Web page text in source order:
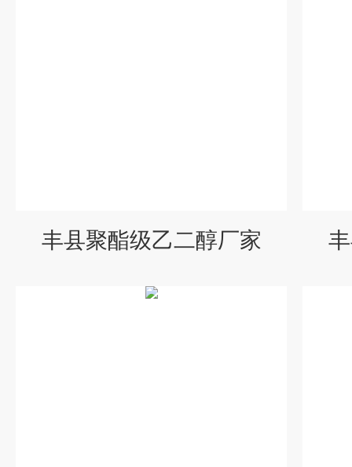
丰县聚酯级乙二醇厂家